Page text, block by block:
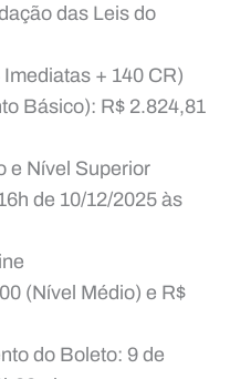
das Leis do
+ 140 CR)
Básico): R$ 2.824,81
e Nível Superior
de 10/12/2025 às
(Nível Médio) e R$
do Boleto: 9 de